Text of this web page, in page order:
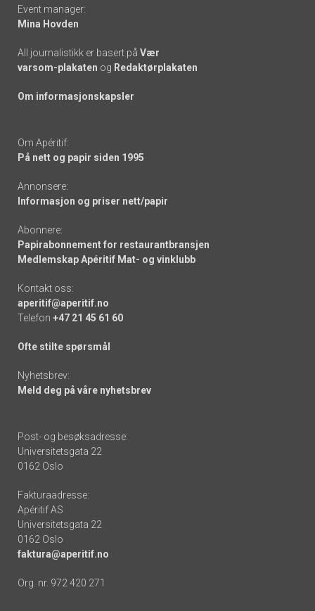
Event manager:
Mina Hovden
All journalistikk er basert på Vær
varsom-plakaten og Redaktørplakaten
Om informasjonskapsler
Om Apéritif:
På nett og papir siden 1995
Annonsere:
Informasjon og priser nett/papir
Abonnere:
Papirabonnement for restaurantbransjen
Medlemskap Apéritif Mat- og vinklubb
Kontakt oss:
aperitif@aperitif.no
Telefon +47 21 45 61 60
Ofte stilte spørsmål
Nyhetsbrev:
Meld deg på våre nyhetsbrev
Post- og besøksadresse:
Universitetsgata 22
0162 Oslo
Fakturaadresse:
Apéritif AS
Universitetsgata 22
0162 Oslo
faktura@aperitif.no
Org. nr. 972 420 271